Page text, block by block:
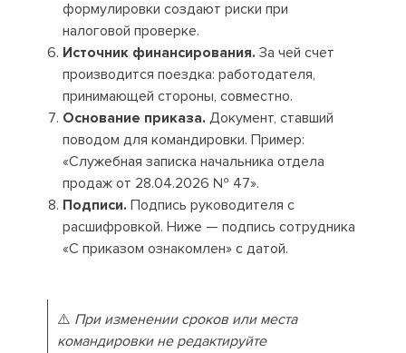
формулировки создают риски при
налоговой проверке.
Источник финансирования. За чей счет
производится поездка: работодателя,
принимающей стороны, совместно.
Основание приказа. Документ, ставший
поводом для командировки. Пример:
«Служебная записка начальника отдела
продаж от 28.04.2026 № 47».
Подписи. Подпись руководителя с
расшифровкой. Ниже — подпись сотрудника
«С приказом ознакомлен» с датой.
⚠️ При изменении сроков или места
командировки не редактируйте